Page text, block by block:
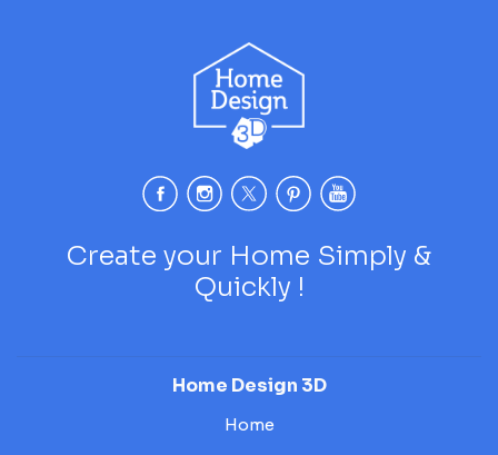
Create your Home Simply &
Quickly !
Home Design 3D
Home